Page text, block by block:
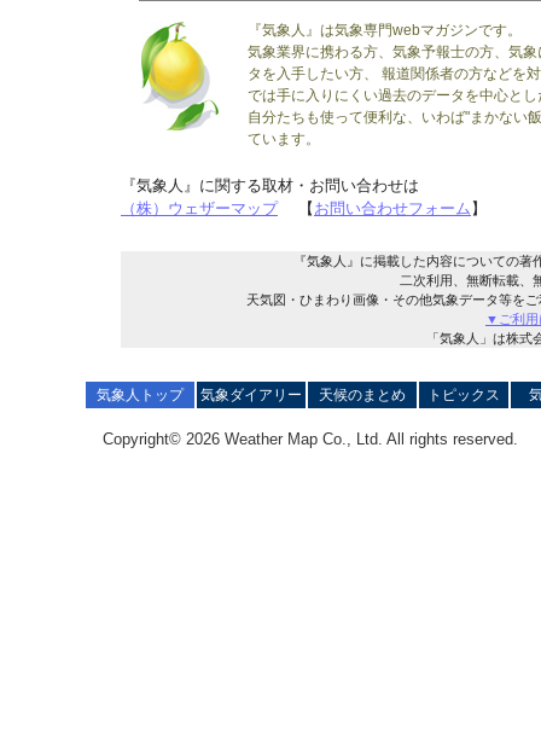
『気象人』は気象専門webマガジンです。
気象業界に携わる方、気象予報士の方、気
タを入手したい方、 報道関係者の方などを
では手に入りにくい過去のデータを中心と
自分たちも使って便利な、いわば"まかない
ています。
『気象人』に関する取材・お問い合わせは
（株）ウェザーマップ【 お問い合わせフォーム 】
『気象人』に掲載した内容についての
二次利用、無断転載、
天気図・ひまわり画像・その他気象データ等を
▼ご利用
「気象人」は株
気象人トップ 気象ダイアリー 天候のまとめ トピックス
Copyright© 2026 Weather Map Co., Ltd. All rights reserved.